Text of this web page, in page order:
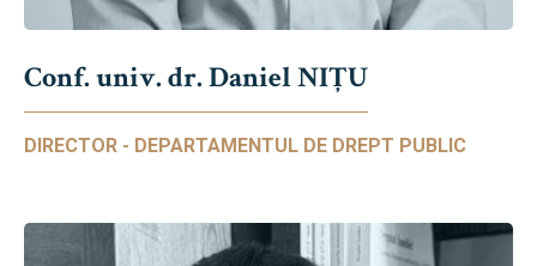
Conf. univ. dr. Daniel NIŢU
DIRECTOR - DEPARTAMENTUL DE DREPT PUBLIC